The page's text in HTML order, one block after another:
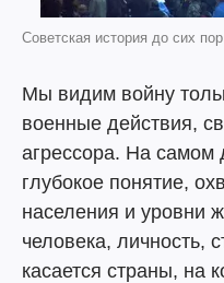
Советская история до сих
Мы видим войну
военные действия,
агрессора. На самом
глубокое понятие,
населения и уровни
человека, личность,
касается страны, на